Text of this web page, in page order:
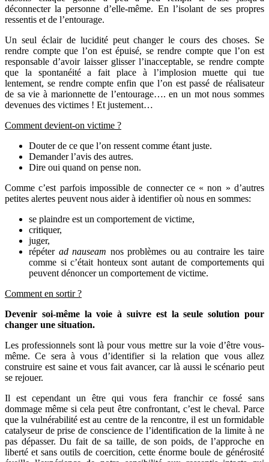
déconnecter la personne d’elle-même. En l’isolant de ses propres
ressentis et de l’entourage.
Un seul éclair de lucidité peut changer le cours des choses. Se
rendre compte que l’on est épuisé, se rendre compte que l’on est
responsable d’avoir laisser glisser l’inacceptable, se rendre compte
que la spontanéité a fait place à l’implosion muette qui tue
lentement, se rendre compte enfin que l’on est passé de réalisateur
de sa vie à marionnette de l’entourage…. en un mot nous sommes
devenues des victimes ! Et justement…
Comment devient-on victime ?
Douter de ce que l’on ressent comme étant juste.
Demander l’avis des autres.
Dire oui quand on pense non.
Comme c’est parfois impossible de connecter ce « non » d’autres
petites alertes peuvent nous aider à identifier où nous en sommes:
se plaindre est un comportement de victime,
critiquer,
juger,
répéter ad nauseam nos problèmes ou au contraire les taire
comme si c’était honteux sont autant de comportements qui
peuvent dénoncer un comportement de victime.
Comment en sortir ?
Devenir soi-même la voie à suivre est la seule solution pour
changer une situation.
Les professionnels sont là pour vous mettre sur la voie d’être vous-
même. Ce sera à vous d’identifier si la relation que vous allez
construire est saine et vous fait avancer, car là aussi le scénario peut
se rejouer.
Il est cependant un être qui vous fera franchir ce fossé sans
dommage même si cela peut être confrontant, c’est le cheval. Parce
que la vulnérabilité est au centre de la rencontre, il est un formidable
catalyseur de prise de conscience de l’identification de la limite à ne
pas dépasser. Du fait de sa taille, de son poids, de l’approche en
liberté et sans outils de coercition, cette énorme boule de générosité